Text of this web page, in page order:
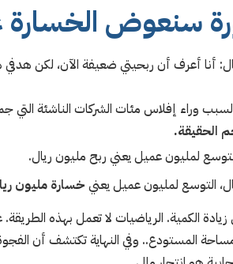
سنعوض الخسارة
أنا أعرف أن ربحيتي ضعيفة الآن، لكن
وراء إفلاس مئات الشركات الناشئة التي
الحقيقة.
خسارة مليون
الكمية. الرياضيات لا تعمل بهذه
المستودع.. وفي النهاية تكتشف أن